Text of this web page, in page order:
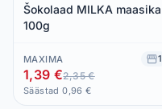
Šokolaad MILKA maasika
100g
MAXIMA 1
1,39 €2,35 €
Säästad 0,96 €